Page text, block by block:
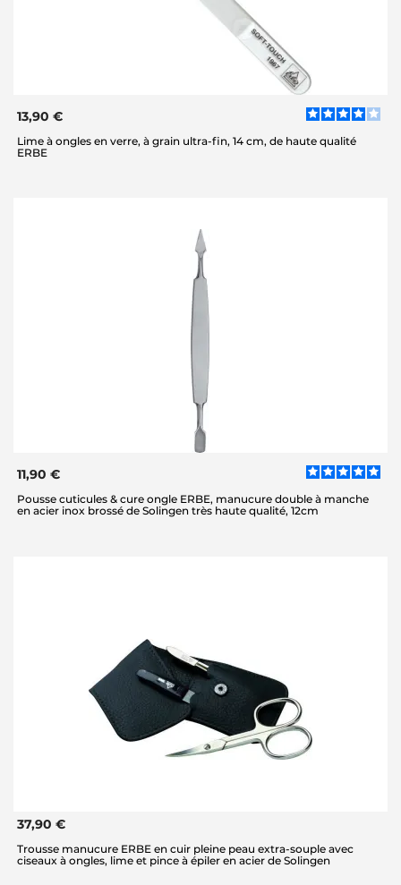
13,90 €
Lime à ongles en verre, à grain ultra-fin, 14 cm, de haute qualité
ERBE
11,90 €
Pousse cuticules & cure ongle ERBE, manucure double à manche
en acier inox brossé de Solingen très haute qualité, 12cm
37,90 €
Trousse manucure ERBE en cuir pleine peau extra-souple avec
ciseaux à ongles, lime et pince à épiler en acier de Solingen